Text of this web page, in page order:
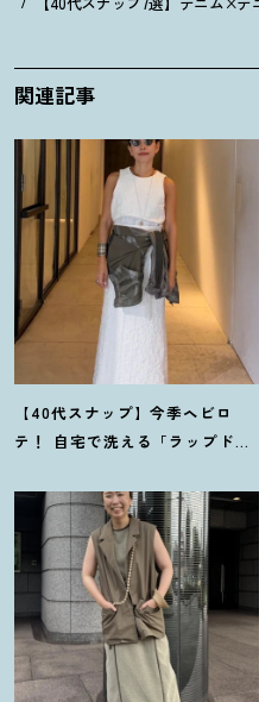
関連記事
【40代スナップ】今季ヘビロ
テ ！
自宅で洗える「ラップドレ
乃婦さん